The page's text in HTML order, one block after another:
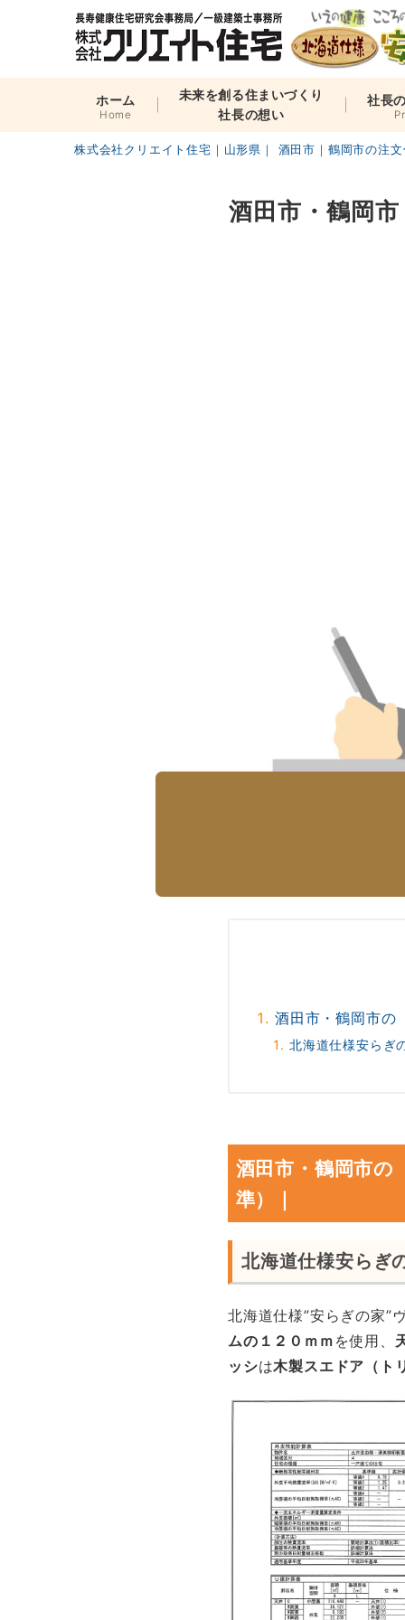
ホーム
Home
未来を創る住まいづくり
社長の想い
社長
株式会社クリエイト住宅｜山形県｜ 酒田市｜鶴岡市の注
酒田市・鶴岡
酒田市・鶴岡市の
北海道仕様安らぎ
酒田市・鶴岡市の
準）｜
北海道仕様安らぎ
北海道仕様”安らぎの家”
ムの１２０ｍｍ を使用、
ッシは木製スエドア（ト